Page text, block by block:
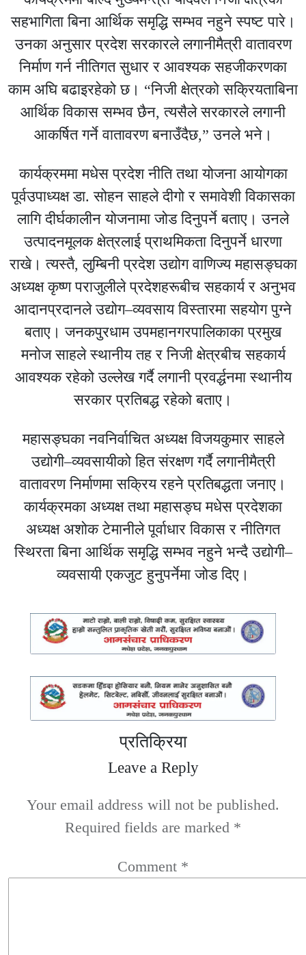
सहभागिता बिना आर्थिक समृद्धि सम्भव नहुने स्पष्ट पारे।
उनका अनुसार प्रदेश सरकारले लगानीमैत्री वातावरण
निर्माण गर्न नीतिगत सुधार र आवश्यक सहजीकरणका
काम अघि बढाइरहेको छ। “निजी क्षेत्रको सक्रियताबिना
आर्थिक विकास सम्भव छैन, त्यसैले सरकारले लगानी
आकर्षित गर्ने वातावरण बनाउँदैछ,” उनले भने।
कार्यक्रममा मधेस प्रदेश नीति तथा योजना आयोगका
पूर्वउपाध्यक्ष डा. सोहन साहले दीगो र समावेशी विकासका
लागि दीर्घकालीन योजनामा जोड दिनुपर्ने बताए। उनले
उत्पादनमूलक क्षेत्रलाई प्राथमिकता दिनुपर्ने धारणा
राखे। त्यस्तै, लुम्बिनी प्रदेश उद्योग वाणिज्य महासङ्घका
अध्यक्ष कृष्ण पराजुलीले प्रदेशहरूबीच सहकार्य र अनुभव
आदानप्रदानले उद्योग–व्यवसाय विस्तारमा सहयोग पुग्ने
बताए। जनकपुरधाम उपमहानगरपालिकाका प्रमुख
मनोज साहले स्थानीय तह र निजी क्षेत्रबीच सहकार्य
आवश्यक रहेको उल्लेख गर्दै लगानी प्रवर्द्धनमा स्थानीय
सरकार प्रतिबद्ध रहेको बताए।
महासङ्घका नवनिर्वाचित अध्यक्ष विजयकुमार साहले
उद्योगी–व्यवसायीको हित संरक्षण गर्दै लगानीमैत्री
वातावरण निर्माणमा सक्रिय रहने प्रतिबद्धता जनाए।
कार्यक्रमका अध्यक्ष तथा महासङ्घ मधेस प्रदेशका
अध्यक्ष अशोक टेमानीले पूर्वाधार विकास र नीतिगत
स्थिरता बिना आर्थिक समृद्धि सम्भव नहुने भन्दै उद्योगी–
व्यवसायी एकजुट हुनुपर्नेमा जोड दिए।
प्रतिक्रिया
Leave a Reply
Your email address will not be published.
Required fields are marked *
Comment *